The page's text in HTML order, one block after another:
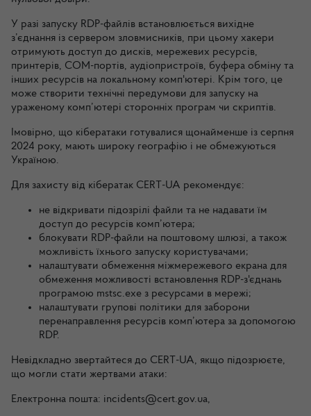
У разі запуску RDP-файлів встановлюється вихідне
з’єднання із сервером зловмисників, при цьому хакери
отримують доступ до дисків, мережевих ресурсів,
принтерів, COM-портів, аудіопристроїв, буфера обміну та
інших ресурсів на локальному комп'ютері. Крім того, це
може створити технічні передумови для запуску на
ураженому комп’ютері сторонніх програм чи скриптів.
Імовірно, що кібератаки готувалися щонайменше із серпня
2024 року, мають широку географію і не обмежуються
Україною.
Для захисту від кібератак CERT-UA рекомендує:
не відкривати підозрілі файли та не надавати їм
доступ до ресурсів комп’ютера;
блокувати RDP-файли на поштовому шлюзі, а також
можливість їхнього запуску користувачами;
налаштувати обмеження міжмережевого екрана для
обмеження можливості встановлення RDP-з'єднань
програмою mstsc.exe з ресурсами в мережі;
налаштувати групові політики для заборони
перенаправлення ресурсів комп’ютера за допомогою
RDP.
Невідкладно звертайтеся до CERT-UA, якщо підозрюєте,
що могли стати жертвами атаки:
Електронна пошта: incidents@cert.gov.ua,